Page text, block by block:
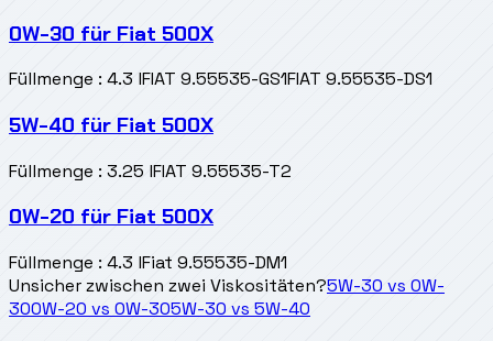
0W-30 für Fiat 500X
Füllmenge : 4.3 lFIAT 9.55535-GS1FIAT 9.55535-DS1
5W-40 für Fiat 500X
Füllmenge : 3.25 lFIAT 9.55535-T2
0W-20 für Fiat 500X
Füllmenge :4.3 lFiat 9.55535-DM1
Unsicher zwischen zwei Viskositäten?5W-30 vs 0W-
300W-20 vs 0W-305W-30 vs 5W-40